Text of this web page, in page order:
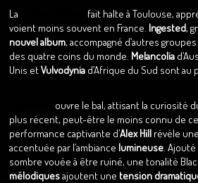
La
fait halte à Toulouse,
voient moins souvent en France. Ingested,
nouvel album, accompagné d’autres
des quatre coins du monde. Melancolia
Unis etVulvodynia d’Afrique du Sud sont au
ouvre le bal, attisant la curiosité
plus récent, peut-être le moins connu de
performance captivante d’Alex Hill révèle
accentuée par l’ambiance lumineuse. Ajouté
sombre vouée à être ruiné, une tonalité
mélodiquesajoutent une tension